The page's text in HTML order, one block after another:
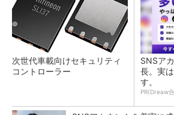
次世代車載向けセキュリティ
コントローラー
SNSア
長。実
す。
PR(Dreaw